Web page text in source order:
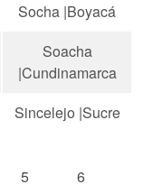
Socha |Boyacá
Soacha
|Cundinamarca
Sincelejo |Sucre
Página
5 Página
6